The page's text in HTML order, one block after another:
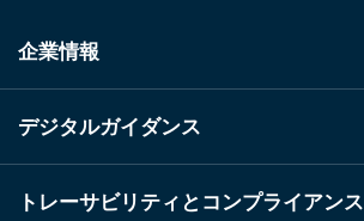
企業情報
デジタルガイダンス
トレーサビリティとコンプライアンス